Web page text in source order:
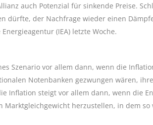
auch Potenzial für sinkende Preise.
dürfte, der Nachfrage wieder einen
(IEA) letzte Woche.
Szenario vor allem dann, wenn die
Notenbanken gezwungen wären,
Inflation steigt vor allem dann, wenn die
Marktgleichgewicht herzustellen, in dem